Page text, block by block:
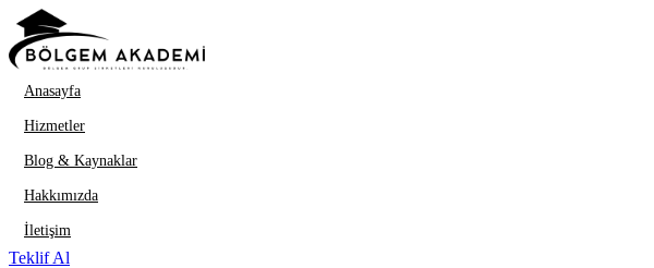
İçeriğe geç
Anasayfa
Hizmetler
Blog & Kaynaklar
Hakkımızda
İletişim
Teklif Al